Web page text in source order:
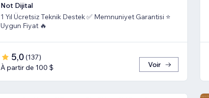
Not Dijital
1 Yıl Ücretsiz Teknik Destek ✅ Memnuniyet Garantisi ⭐
Uygun Fiyat 🔥
5,0 (137)
À partir de 100 $
Voir